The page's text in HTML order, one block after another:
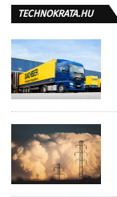
TECHNOKRATA.HU